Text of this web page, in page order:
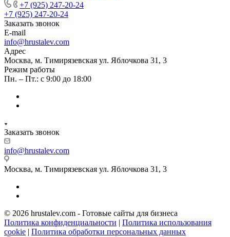
+7 (925) 247-20-24
+7 (925) 247-20-24
Заказать звонок
E-mail
info@hrustalev.com
Адрес
Москва, м. Тимирязевская ул. Яблочкова 31, 3
Режим работы
Пн. – Пт.: с 9:00 до 18:00
Заказать звонок
info@hrustalev.com
Москва, м. Тимирязевская ул. Яблочкова 31, 3
© 2026 hrustalev.com - Готовые сайты для бизнеса
Политика конфиденциальности | Политика использования
cookie | Политика обработки персональных данных